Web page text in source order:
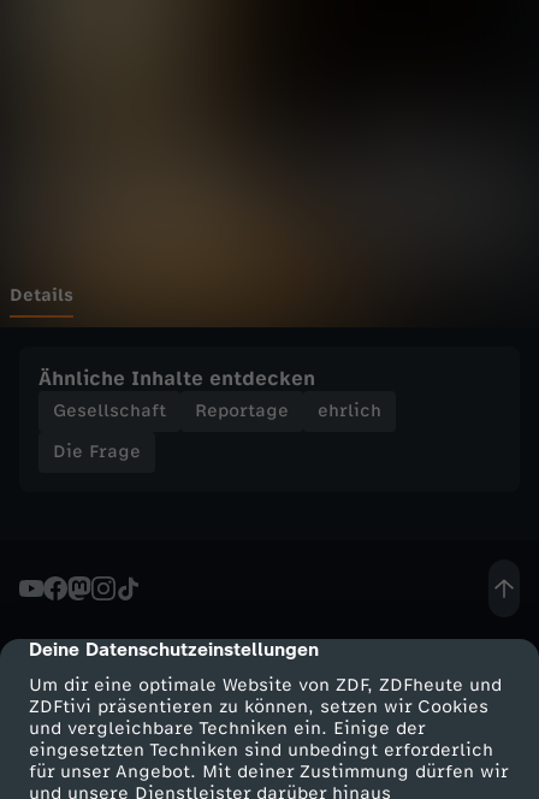
cmp-dialog-description
Deine Datenschutzeinstellungen
Um dir eine optimale Website von ZDF, ZDFheute und
ZDFtivi präsentieren zu können, setzen wir Cookies
und vergleichbare Techniken ein. Einige der
eingesetzten Techniken sind unbedingt erforderlich
für unser Angebot. Mit deiner Zustimmung dürfen wir
und unsere Dienstleister darüber hinaus
n
r
e
s
F
e
Details
Ähnliche Inhalte entdecken
Gesellschaft Reportage
ehrlich
Die Frage
Mehr ZDF Service